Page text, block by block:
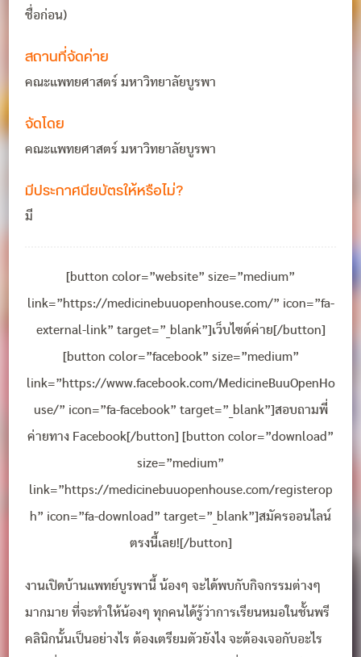
ชื่อก่อน)
สถานที่จัดค่าย
คณะแพทยศาสตร์ มหาวิทยาลัยบูรพา
จัดโดย
คณะแพทยศาสตร์ มหาวิทยาลัยบูรพา
มีประกาศนียบัตรให้หรือไม่?
มี
[button color=”website” size=”medium”
link=”https://medicinebuuopenhouse.com/” icon=”fa-
external-link” target=”_blank”]เว็บไซต์ค่าย[/button]
[button color=”facebook” size=”medium”
link=”https://www.facebook.com/MedicineBuuOpenHo
use/” icon=”fa-facebook” target=”_blank”]สอบถามพี่
ค่ายทาง Facebook[/button] [button color=”download”
size=”medium”
link=”https://medicinebuuopenhouse.com/registerop
h” icon=”fa-download” target=”_blank”]สมัครออนไลน์
ตรงนี้เลย![/button]
งานเปิดบ้านแพทย์บูรพานี้ น้องๆ จะได้พบกับกิจกรรมต่างๆ
มากมาย ที่จะทำให้น้องๆ ทุกคนได้รู้ว่าการเรียนหมอในชั้นพรี
คลินิกนั้นเป็นอย่างไร ต้องเตรียมตัวยังไง จะต้องเจอกับอะไร